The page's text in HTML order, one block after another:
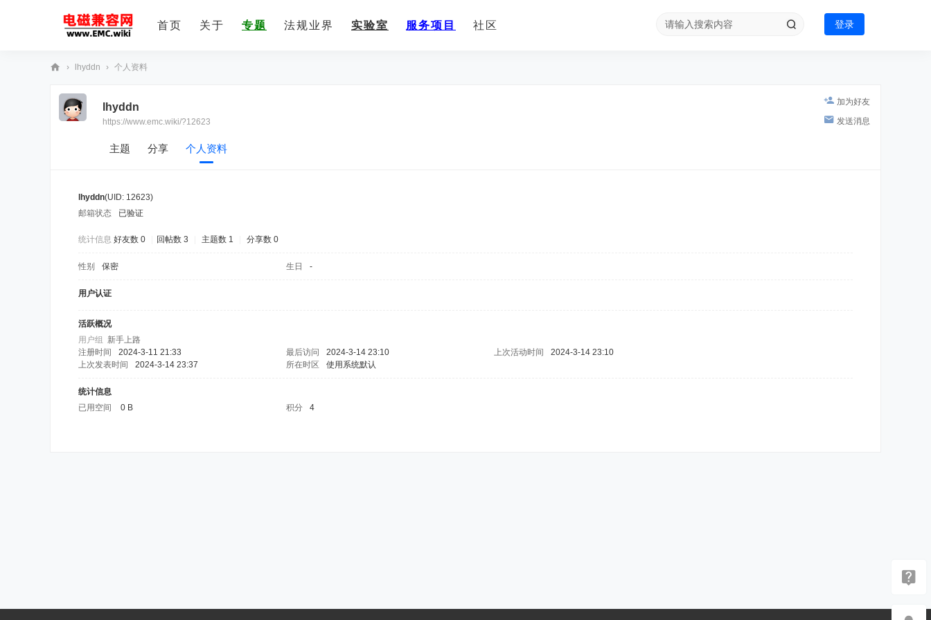
首页 关于 专题 法规业界 实验室 服务项目 社区 登录
› lhyddn › 个人资料
加为好友
发送消息
lhyddn
https://www.emc.wiki/?12623
主题 分享 个人资料
lhyddn(UID: 12623)
邮箱状态
已验证
统计信息 好友数 0 回帖数 3 主题数 1 分享数 0
性别 保密 生日 -
用户认证
活跃概况
用户组 新手上路
注册时间
2024-3-11 21:33 最后访问 2024-3-14 23:10 上次活动时间
2024-3-14 23:10
上次发表时间
2024-3-14 23:37 所在时区 使用系统默认
统计信息
已用空间
0 B 积分 4